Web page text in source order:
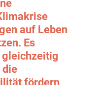
auf Leben
Es
gleichzeitig
die
fördern